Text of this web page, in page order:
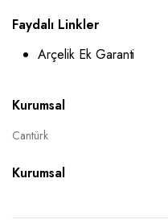
Faydalı Linkler
Arçelik Ek Garanti
Kurumsal
Cantürk
Kurumsal